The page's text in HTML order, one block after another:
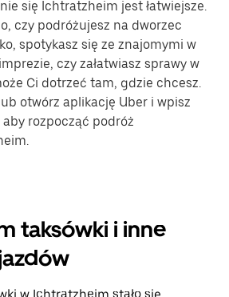
się Ichtratzheim jest łatwiejsze.
czy podróżujesz na dworzec
spotykasz się ze znajomymi w
czy załatwiasz sprawy w
Ci dotrzeć tam, gdzie chcesz.
otwórz aplikację Uber i wpisz
rozpocząć podróż
taksówki i inne